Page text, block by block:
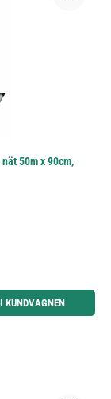
50m x 90cm,
eller minska kvantiteten.
KUNDVAGNEN